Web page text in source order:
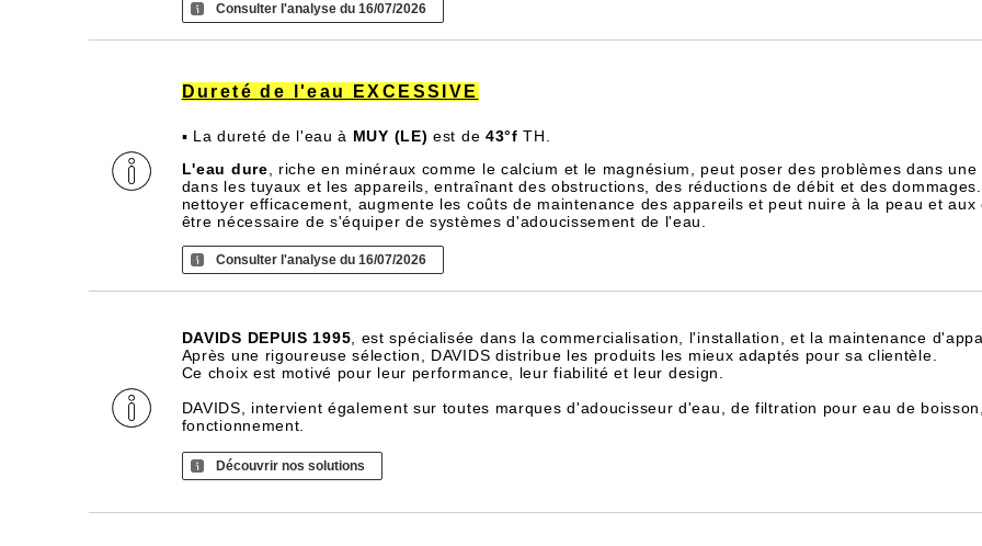
Consulter l'analyse du 16/07/2026
Dureté de l'eau EXCESSIVE
▪ La dureté de l'eau à MUY (LE) est de 43°f TH.
L'eau dure , riche en minéraux comme le calcium et le magnésium, peut poser des problèmes dans
dans les tuyaux et les appareils, entraînant des obstructions, des réductions de débit et des
nettoyer efficacement, augmente les coûts de maintenance des appareils et peut nuire à la peau et
être nécessaire de s'équiper de systèmes d'adoucissement de l'eau.
Consulter l'analyse du 16/07/2026
DAVIDS DEPUIS 1995 , est spécialisée dans la commercialisation, l'installation, et la maintenance
Après une rigoureuse sélection, DAVIDS distribue les produits les mieux adaptés pour sa clientèle.
Ce choix est motivé pour leur performance, leur fiabilité et leur design.
DAVIDS, intervient également sur toutes marques d'adoucisseur d'eau, de filtration pour eau de
fonctionnement.
Découvrir nos solutions